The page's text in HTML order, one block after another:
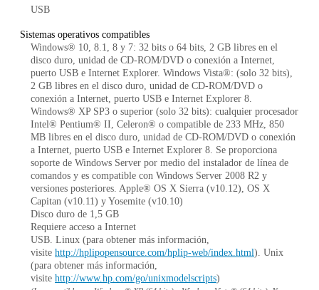
USB
Sistemas operativos compatibles
Windows® 10, 8.1, 8 y 7: 32 bits o 64 bits, 2 GB libres en el
disco duro, unidad de CD-ROM/DVD o conexión a Internet,
puerto USB e Internet Explorer. Windows Vista®: (solo 32 bits),
2 GB libres en el disco duro, unidad de CD-ROM/DVD o
conexión a Internet, puerto USB e Internet Explorer 8.
Windows® XP SP3 o superior (solo 32 bits): cualquier procesador
Intel® Pentium® II, Celeron® o compatible de 233 MHz, 850
MB libres en el disco duro, unidad de CD-ROM/DVD o conexión
a Internet, puerto USB e Internet Explorer 8. Se proporciona
soporte de Windows Server por medio del instalador de línea de
comandos y es compatible con Windows Server 2008 R2 y
versiones posteriores. Apple® OS X Sierra (v10.12), OS X
Capitan (v10.11) y Yosemite (v10.10)
Disco duro de 1,5 GB
Requiere acceso a Internet
USB. Linux (para obtener más información,
visite http://hplipopensource.com/hplip-web/index.html). Unix
(para obtener más información,
visite http://www.hp.com/go/unixmodelscripts)